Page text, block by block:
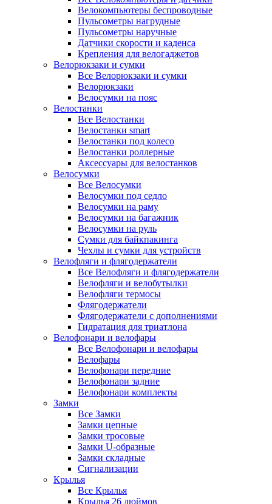
Велокомпьютеры беспроводные
Пульсометры нагрудные
Пульсометры наручные
Датчики скорости и каденса
Крепления для велогаджетов
Велорюкзаки и сумки
Все Велорюкзаки и сумки
Велорюкзаки
Велосумки на пояс
Велостанки
Все Велостанки
Велостанки smart
Велостанки под колесо
Велостанки роллерные
Аксессуары для велостанков
Велосумки
Все Велосумки
Велосумки под седло
Велосумки на раму
Велосумки на багажник
Велосумки на руль
Сумки для байкпакинга
Чехлы и сумки для устройств
Велофляги и флягодержатели
Все Велофляги и флягодержатели
Велофляги и велобутылки
Велофляги термосы
Флягодержатели
Флягодержатели с дополнениями
Гидратация для триатлона
Велофонари и велофары
Все Велофонари и велофары
Велофары
Велофонари передние
Велофонари задние
Велофонари комплекты
Замки
Все Замки
Замки цепные
Замки тросовые
Замки U-образные
Замки складные
Сигнализации
Крылья
Все Крылья
Крылья 26 дюймов